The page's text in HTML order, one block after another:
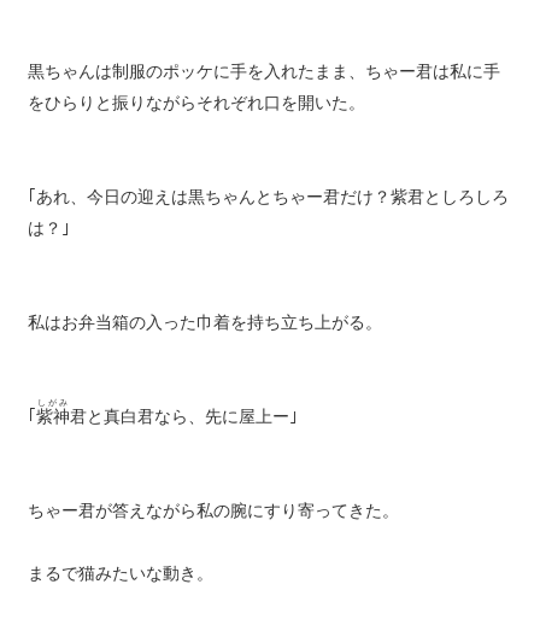
黒ちゃんは制服のポッケに手を入れたまま、ちゃー君は私に手
をひらりと振りながらそれぞれ口を開いた。
｢あれ、今日の迎えは黒ちゃんとちゃー君だけ？紫君としろしろ
は？｣
私はお弁当箱の入った巾着を持ち立ち上がる。
紫神
しがみ
君と真白君なら、先に屋上ー｣
ちゃー君が答えながら私の腕にすり寄ってきた。
まるで猫みたいな動き。